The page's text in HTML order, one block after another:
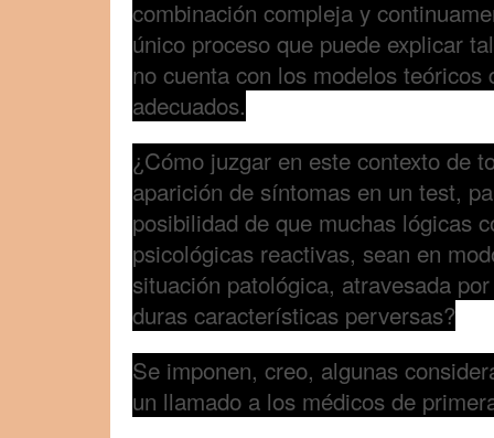
combinación compleja y
único proceso que puede explicar
no cuenta con los modelos teóricos
adecuados.
¿Cómo juzgar en este contexto de
aparición de síntomas en un test,
posibilidad de que muchas lógicas
psicológicas reactivas, sean en
situación patológica, atravesada
duras características perversas?
Se imponen, creo, algunas
un llamado a los médicos de